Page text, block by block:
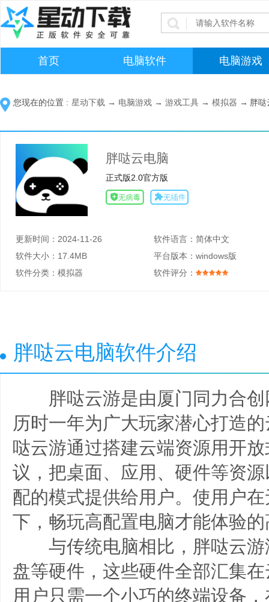
首页 电脑软件 电脑游戏
您现在的位置 : 星动下载 → 电脑游戏 → 游戏工具 → 模拟器 → 胖
胖哒云电脑
正式版2.0官方版
更新时间： 2024-11-26 软件语言：简体中文
软件大小： 17.4MB 平台版本：windows版
软件分类： 模拟器 软件评分：
胖哒云电脑软件介绍
胖哒云游是由厦门同力合创
历时一年为广大玩家潜心打造
哒云游通过搭建云端资源用开
议，把桌面、应用、硬件等资
配的模式提供给用户。使用户
下，畅玩高配置电脑才能体验
与传统电脑相比，胖哒云游
盘等硬件，这些硬件全部汇集
用户只需一个小巧的终端设备